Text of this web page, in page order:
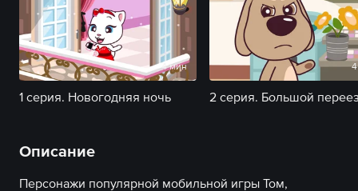
4 мин
1 серия. Новогодняя ночь 2 серия. Большой
Описание
Персонажи популярной мобильной игры Том,